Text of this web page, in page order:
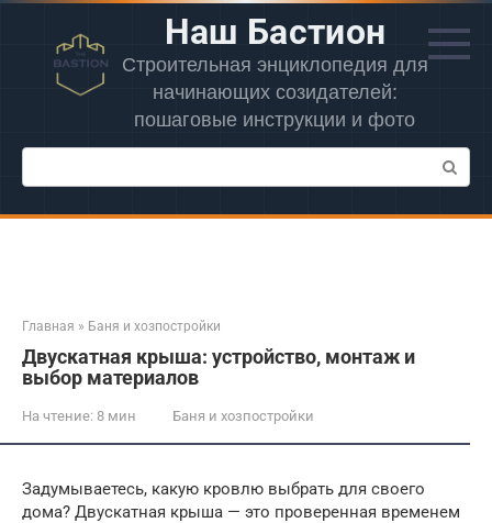
Перейти
контенту
Наш Бастион
Строительная энциклопедия для
начинающих созидателей:
пошаговые инструкции и фото
Поиск:
Главная » Баня и хозпостройки
Двускатная крыша: устройство, монтаж и
выбор материалов
На чтение: 8 мин Баня и хозпостройки
Задумываетесь, какую кровлю выбрать для своего
дома? Двускатная крыша — это проверенная временем